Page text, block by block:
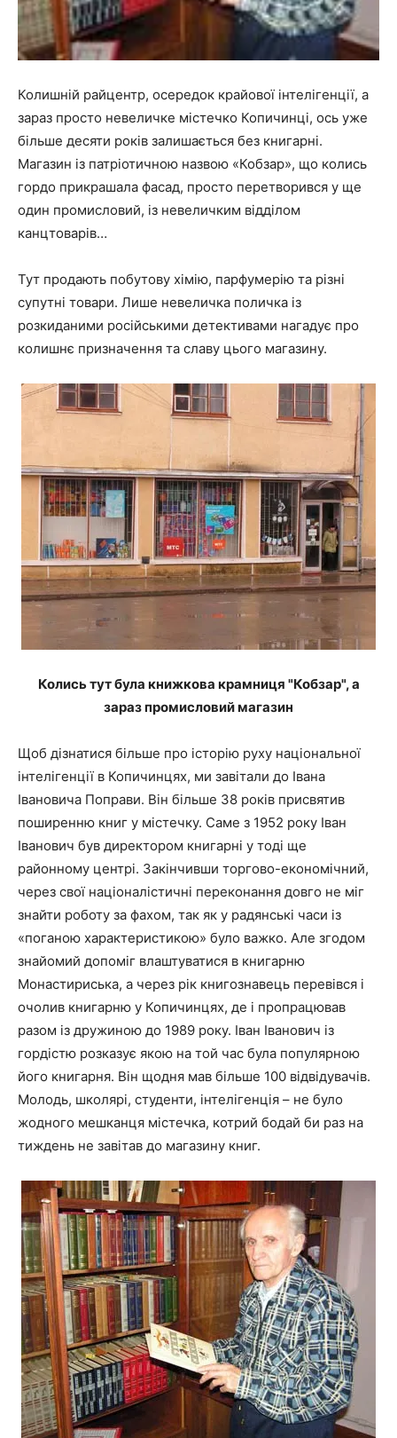
Колишній райцентр, осередок крайової інтелігенції, а
зараз просто невеличке містечко Копичинці, ось уже
більше десяти років залишається без книгарні.
Магазин із патріотичною назвою «Кобзар», що колись
гордо прикрашала фасад, просто перетворився у ще
один промисловий, із невеличким відділом
канцтоварів…
Тут продають побутову хімію, парфумерію та різні
супутні товари. Лише невеличка поличка із
розкиданими російськими детективами нагадує про
колишнє призначення та славу цього магазину.
Колись тут була книжкова крамниця "Кобзар", а
зараз промисловий магазин
Щоб дізнатися більше про історію руху національної
інтелігенції в Копичинцях, ми завітали до Івана
Івановича Поправи. Він більше 38 років присвятив
поширенню книг у містечку. Саме з 1952 року Іван
Іванович був директором книгарні у тоді ще
районному центрі. Закінчивши торгово-економічний,
через свої націоналістичні переконання довго не міг
знайти роботу за фахом, так як у радянські часи із
«поганою характеристикою» було важко. Але згодом
знайомий допоміг влаштуватися в книгарню
Монастириська, а через рік книгознавець перевівся і
очолив книгарню у Копичинцях, де і пропрацював
разом із дружиною до 1989 року. Іван Іванович із
гордістю розказує якою на той час була популярною
його книгарня. Він щодня мав більше 100 відвідувачів.
Молодь, школярі, студенти, інтелігенція – не було
жодного мешканця містечка, котрий бодай би раз на
тиждень не завітав до магазину книг.